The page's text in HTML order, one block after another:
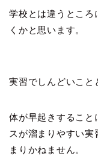
学校とは違うところ
くかと思います。
実習でしんどいこと
体が早起きすること
スが溜まりやすい
まりかねません。